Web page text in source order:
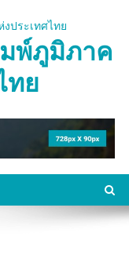
พ์ภูมิภาค
ทย